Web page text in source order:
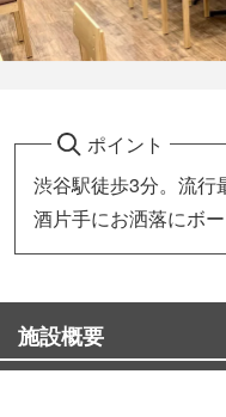
ポイント
渋谷駅徒歩3分。流行
酒片手にお洒落にボ
施設概要